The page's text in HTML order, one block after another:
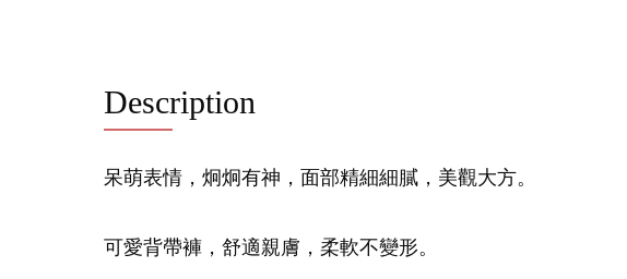
Description
呆萌表情，炯炯有神，面部精細細膩，美觀大方。
可愛背帶褲，舒適親膚，柔軟不變形。